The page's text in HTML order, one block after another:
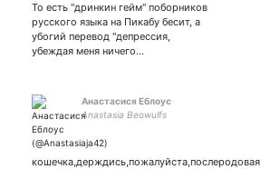
То есть "дринкин гейм" поборников
русского языка на Пикабу бесит, а
убогий перевод "депрессия,
убеждая меня ничего…
Анастасися Еблоус
Anastasia Beowulfs
кошечка,держдись,пожалуйста,послеродовая